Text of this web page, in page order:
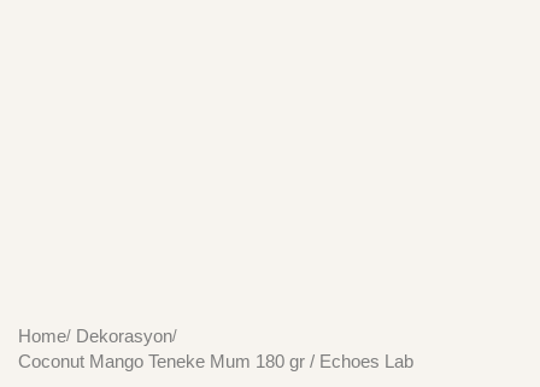
Home Dekorasyon
Coconut Mango Teneke Mum 180 gr / Echoes Lab